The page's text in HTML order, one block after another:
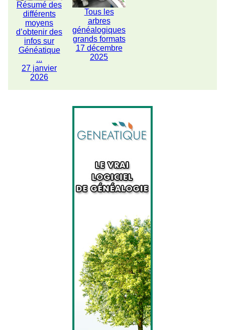
Résumé des
différents
moyens
d’obtenir des
infos sur
Généatique
...
27 janvier
2026
Tous les
arbres
généalogiques
grands formats
17 décembre
2025